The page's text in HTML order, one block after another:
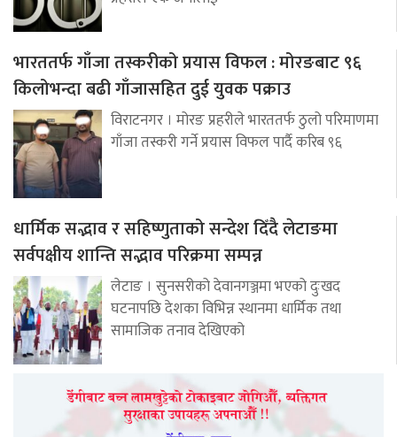
भारततर्फ गाँजा तस्करीको प्रयास विफल : मोरङबाट ९६
किलोभन्दा बढी गाँजासहित दुई युवक पक्राउ
विराटनगर । मोरङ प्रहरीले भारततर्फ ठुलो परिमाणमा
गाँजा तस्करी गर्ने प्रयास विफल पार्दै करिब ९६
धार्मिक सद्भाव र सहिष्णुताको सन्देश दिँदै लेटाङमा
सर्वपक्षीय शान्ति सद्भाव परिक्रमा सम्पन्न
लेटाङ । सुनसरीको देवानगञ्जमा भएको दुःखद
घटनापछि देशका विभिन्न स्थानमा धार्मिक तथा
सामाजिक तनाव देखिएको